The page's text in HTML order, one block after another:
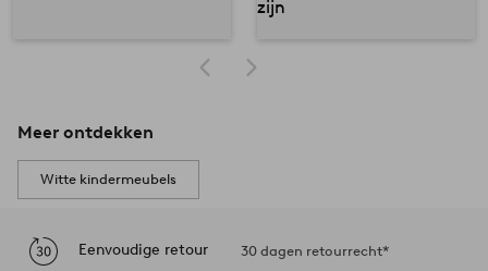
Meer ontdekken
Witte kindermeubels
Eenvoudige retour 30 dagen retourrecht*